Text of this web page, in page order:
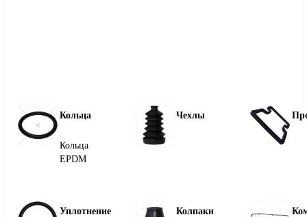
Кольца
Кольца
EPDM
Чехлы
Уплотнение Колпаки